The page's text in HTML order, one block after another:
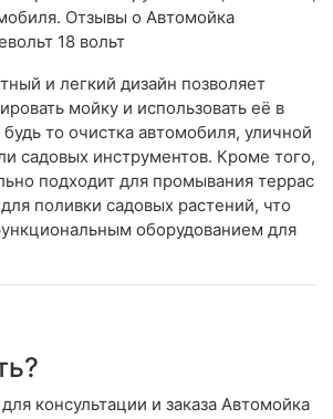
Отзывы о Автомойка
18 вольт
и легкий дизайн позволяет
мойку и использовать её в
то очистка автомобиля, уличной
садовых инструментов. Кроме того,
подходит для промывания террас
поливки садовых растений, что
оборудованием для
консультации и заказа Автомойка